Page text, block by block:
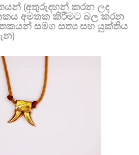
(අතුරුදහන් කරන ලද
අමතක කිරීමට බල කරන
සමග සත්‍ය සහ යුක්තිය